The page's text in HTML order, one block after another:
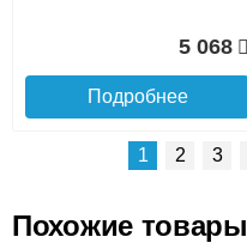
5 068
Подробнее
1 2 3
Похожие товары